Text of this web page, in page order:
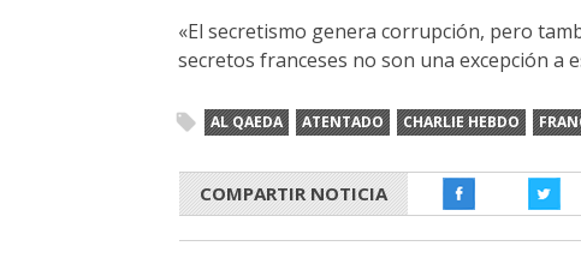
«El secretismo genera corrupción, pero
secretos franceses no son una excepción a
AL QAEDA ATENTADO CHARLIE HEBDO
COMPARTIR NOTICIA